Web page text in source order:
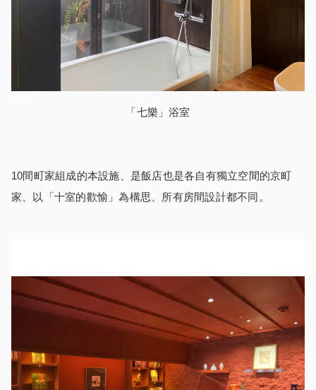
「七樂」浴室
10間町家組成的本設施、是飯店也是各自有獨立空間的京町
家、以「十室的歡愉」為構思、所有房間設計都不同。